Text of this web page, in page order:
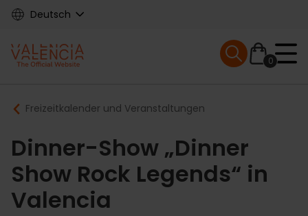
Skip
content
Deutsch
Main
navigation
0
Mobile menu
Breadcrumb
Freizeitkalender und Veranstaltungen
Dinner-Show „Dinner
Show Rock Legends“ in
Valencia